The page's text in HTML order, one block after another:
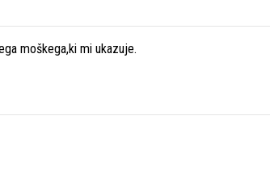
moškega,ki mi ukazuje.